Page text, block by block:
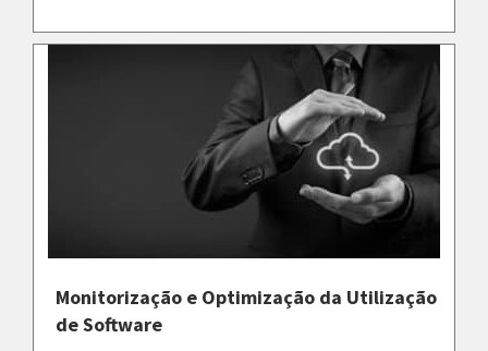
Monitorização e Optimização da Utilização
de Software